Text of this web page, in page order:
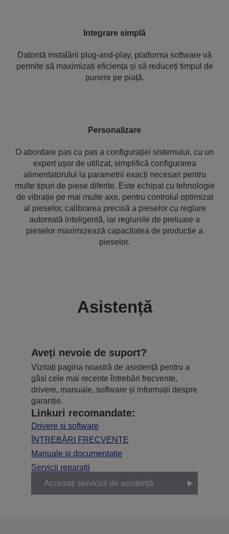
Integrare simplă
Datorită instalării plug-and-play, platforma software vă
permite să maximizați eficiența și să reduceți timpul de
punere pe piață.
Personalizare
O abordare pas cu pas a configurației sistemului, cu un
expert ușor de utilizat, simplifică configurarea
alimentatorului la parametrii exacți necesari pentru
multe tipuri de piese diferite. Este echipat cu tehnologie
de vibrație pe mai multe axe, pentru controlul optimizat
al pieselor, calibrarea precisă a pieselor cu reglare
automată inteligentă, iar regiunile de preluare a
pieselor maximizează capacitatea de producție a
pieselor.
Asistență
Aveți nevoie de suport?
Vizitați pagina noastră de asistență pentru a
găsi cele mai recente întrebări frecvente,
drivere, manuale, software și informații despre
garanție.
Linkuri recomandate:
Drivere și software
ÎNTREBĂRI FRECVENTE
Manuale și documentație
Servicii reparații
Accesați serviciul de asistență